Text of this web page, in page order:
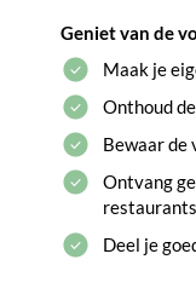
Geniet van de
Maak je
Onthoud
Bewaar de
Ontvang
Deel je